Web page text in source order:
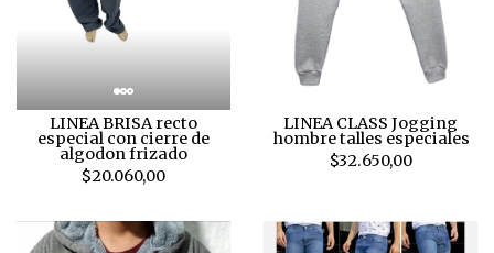
LINEA BRISA recto
especial con cierre de
algodon frizado
$20.060,00
LINEA CLASS Jogging
hombre talles especiales
$32.650,00